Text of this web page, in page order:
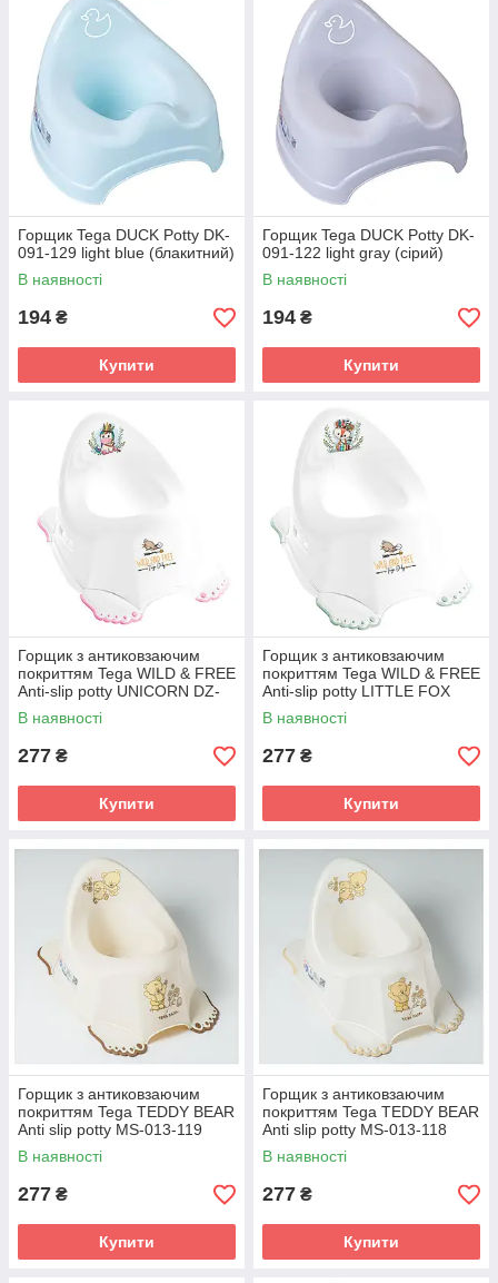
Горщик Tega DUCK Potty DK-
091-129 light blue (блакитний)
В наявності
194 ₴
Купити
Горщик Tega DUCK Potty DK-
091-122 light gray (сірий)
В наявності
194 ₴
Купити
Горщик з антиковзаючим
покриттям Tega WILD & FREE
Anti-slip potty UNICORN DZ-
001-103-JEDNOROŻEC-R
white / pink (білий / рожевий)
В наявності
277 ₴
Купити
Горщик з антиковзаючим
покриттям Tega WILD & FREE
Anti-slip potty LITTLE FOX
DZ-001-103-LISEK-Z white /
green (білий / зелений)
В наявності
277 ₴
Купити
Горщик з антиковзаючим
покриттям Tega TEDDY BEAR
Anti slip potty MS-013-119
beige (бежевий)
В наявності
277 ₴
Купити
Горщик з антиковзаючим
покриттям Tega TEDDY BEAR
Anti slip potty MS-013-118
white pearl (білий)
В наявності
277 ₴
Купити